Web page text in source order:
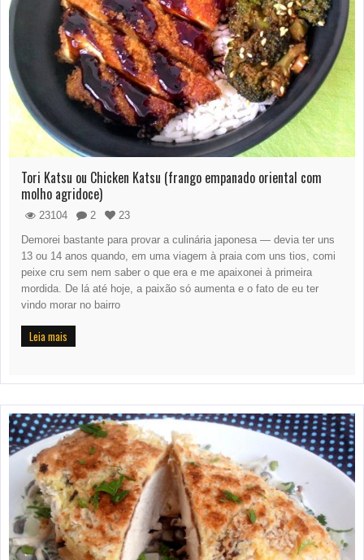
Tori Katsu ou Chicken Katsu (frango empanado oriental com
molho agridoce)
23104 2
23
Demorei bastante para provar a culinária japonesa — devia ter uns
13 ou 14 anos quando, em uma viagem à praia com uns tios, comi
peixe cru sem nem saber o que era e me apaixonei à primeira
mordida. De lá até hoje, a paixão só aumenta e o fato de eu ter
vindo morar no bairro
Leia mais